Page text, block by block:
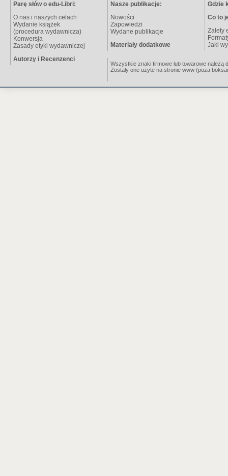
Parę słów o edu-Libri:
O nas i naszych celach
Wydanie książek
(procedura wydawnicza)
Konwersja
Zasady etyki wydawniczej
Autorzy i Recenzenci
Nasze publikacje:
Nowości
Zapowiedzi
Wydane publikacje
Materiały dodatkowe
Gdzie
Co to
Zalety
Jaki
Wszystkie znaki firmowe lub towarowe należą
Zostały one użyte na stronie www (poza